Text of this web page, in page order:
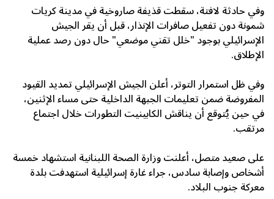
وفي حادثة لافتة، سقطت قذيفة صاروخية في مدينةكريات
شمونةدون تفعيل صافرات الإنذار، قبل أن يقر الجيش
الإسرائيلي بوجود "خلل تقني موضعي" حال دون رصد عملية
الإطلاق.
وفي ظل استمرار التوتر، أعلن الجيش الإسرائيلي تمديد القيود
المفروضة ضمن تعليمات الجبهة الداخلية حتى مساء الإثنين،
في حين يُتوقع أن يناقشالكابينيتالتطورات خلال اجتماع
مرتقب.
على صعيد متصل، أعلنت وزارة الصحة اللبنانية استشهاد خمسة
أشخاص وإصابة سادس، جراء غارة إسرائيلية استهدفت بلدة
معركة جنوب البلاد.